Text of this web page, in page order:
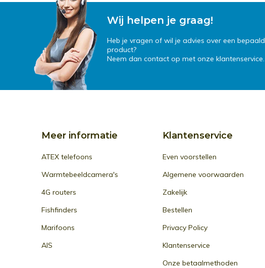
Wij helpen je graag!
Heb je vragen of wil je advies over een bepaald
product?
Neem dan contact op met onze klantenservice.
Meer informatie
ATEX telefoons
Warmtebeeldcamera's
4G routers
Fishfinders
Marifoons
AIS
Klantenservice
Even voorstellen
Algemene voorwaarden
Zakelijk
Bestellen
Privacy Policy
Klantenservice
Onze betaalmethoden